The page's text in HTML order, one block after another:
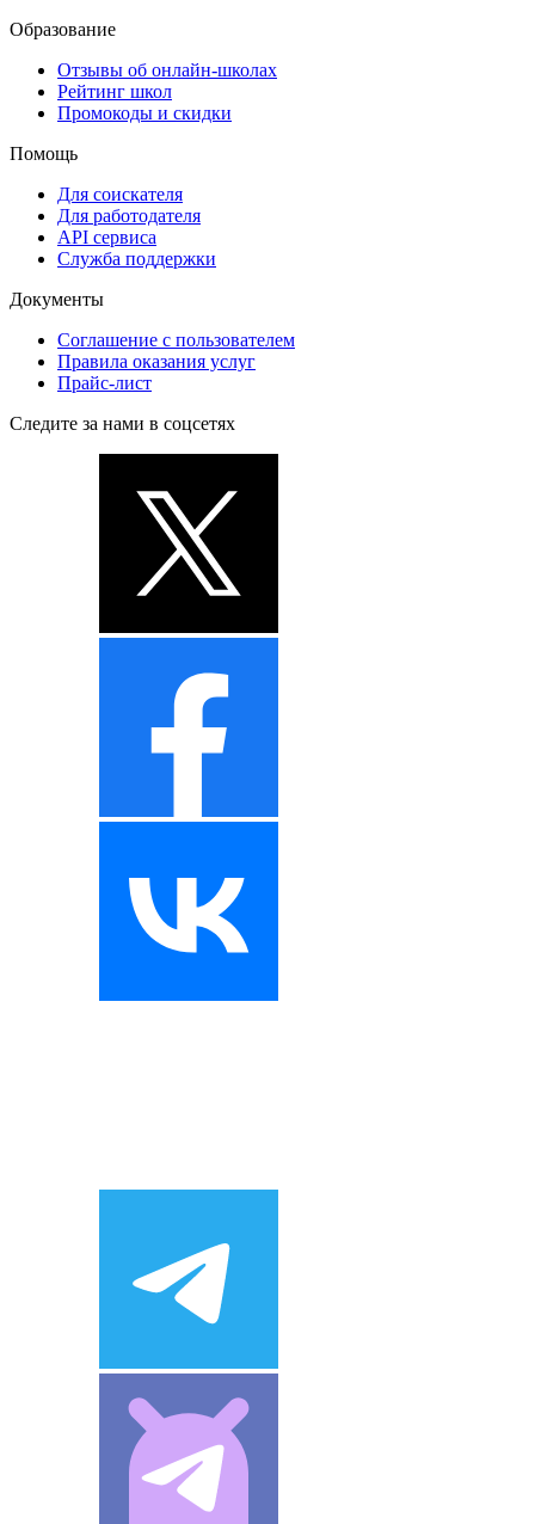
Образование
Отзывы об онлайн-школах
Рейтинг школ
Промокоды и скидки
Помощь
Для соискателя
Для работодателя
API сервиса
Служба поддержки
Документы
Соглашение с пользователем
Правила оказания услуг
Прайс-лист
Следите за нами в соцсетях